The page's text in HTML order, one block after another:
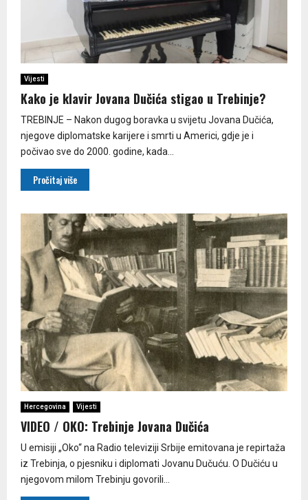
Vijesti
Kako je klavir Jovana Dučića stigao u Trebinje?
TREBINJE – Nakon dugog boravka u svijetu Jovana Dučića,
njegove diplomatske karijere i smrti u Americi, gdje je i
počivao sve do 2000. godine, kada...
Pročitaj više
Hercegovina Vijesti
VIDEO / OKO: Trebinje Jovana Dučića
U emisiji „Oko“ na Radio televiziji Srbije emitovana je repirtaža
iz Trebinja, o pjesniku i diplomati Jovanu Dučuću. O Dučiću u
njegovom milom Trebinju govorili...